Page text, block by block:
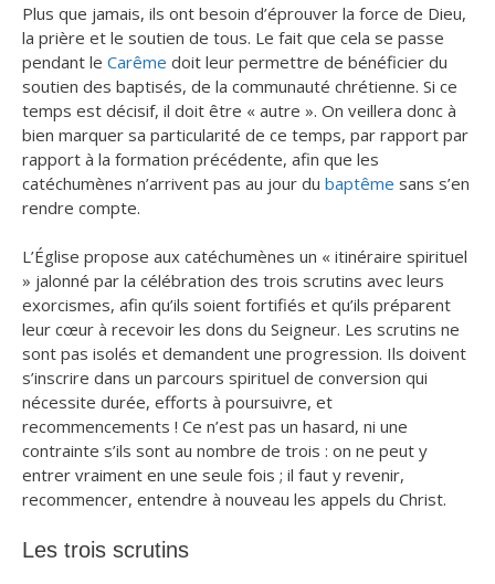
Plus que jamais, ils ont besoin d’éprouver la force de Dieu,
la prière et le soutien de tous. Le fait que cela se passe
pendant le Carême doit leur permettre de bénéficier du
soutien des baptisés, de la communauté chrétienne. Si ce
temps est décisif, il doit être « autre ». On veillera donc à
bien marquer sa particularité de ce temps, par rapport par
rapport à la formation précédente, afin que les
catéchumènes n’arrivent pas au jour du baptême sans s’en
rendre compte.
L’Église propose aux catéchumènes un « itinéraire spirituel
» jalonné par la célébration des trois scrutins avec leurs
exorcismes, afin qu’ils soient fortifiés et qu’ils préparent
leur cœur à recevoir les dons du Seigneur. Les scrutins ne
sont pas isolés et demandent une progression. Ils doivent
s’inscrire dans un parcours spirituel de conversion qui
nécessite durée, efforts à poursuivre, et
recommencements ! Ce n’est pas un hasard, ni une
contrainte s’ils sont au nombre de trois : on ne peut y
entrer vraiment en une seule fois ; il faut y revenir,
recommencer, entendre à nouveau les appels du Christ.
Les trois scrutins